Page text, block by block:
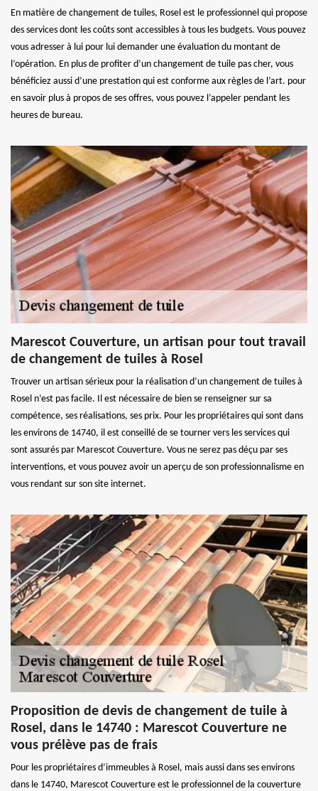
En matière de changement de tuiles, Rosel est le professionnel qui propose
des services dont les coûts sont accessibles à tous les budgets. Vous pouvez
vous adresser à lui pour lui demander une évaluation du montant de
l’opération. En plus de profiter d’un changement de tuile pas cher, vous
bénéficiez aussi d’une prestation qui est conforme aux règles de l’art. pour
en savoir plus à propos de ses offres, vous pouvez l’appeler pendant les
heures de bureau.
Marescot Couverture, un artisan pour tout travail
de changement de tuiles à Rosel
Trouver un artisan sérieux pour la réalisation d’un changement de tuiles à
Rosel n’est pas facile. Il est nécessaire de bien se renseigner sur sa
compétence, ses réalisations, ses prix. Pour les propriétaires qui sont dans
les environs de 14740, il est conseillé de se tourner vers les services qui
sont assurés par Marescot Couverture. Vous ne serez pas déçu par ses
interventions, et vous pouvez avoir un aperçu de son professionnalisme en
vous rendant sur son site internet.
Proposition de devis de changement de tuile à
Rosel, dans le 14740 : Marescot Couverture ne
vous prélève pas de frais
Pour les propriétaires d’immeubles à Rosel, mais aussi dans ses environs
dans le 14740, Marescot Couverture est le professionnel de la couverture